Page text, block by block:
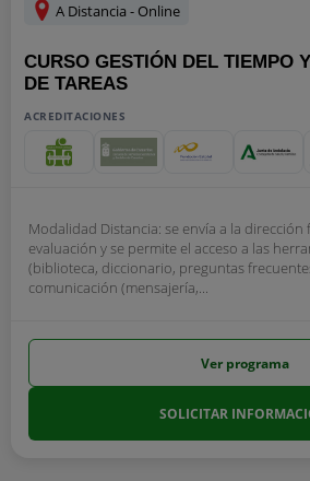
A Distancia - Online
CURSO GESTIÓN DEL TIEMPO
DE TAREAS
ACREDITACIONES
Modalidad Distancia: se envía a la dirección
evaluación y se permite el acceso a las
(biblioteca, diccionario, preguntas
comunicación (mensajería,...
Ver programa
SOLICITAR